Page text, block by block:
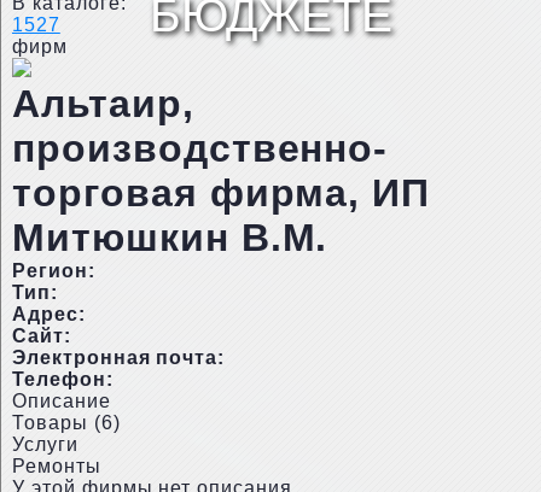
БЮДЖЕТЕ
1527
фирм
Альтаир,
производственно-
торговая фирма, ИП
Митюшкин В.М.
Регион:
Тип:
Адрес:
Сайт:
Электронная почта:
Телефон:
Описание
Товары (6)
Услуги
Ремонты
У этой фирмы нет описания